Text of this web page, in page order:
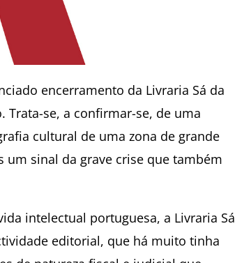
encerramento da Livraria Sá da
Trata-se, a confirmar-se, de uma
cultural de uma zona de grande
sinal da grave crise que também
intelectual portuguesa, a Livraria Sá
editorial, que há muito tinha